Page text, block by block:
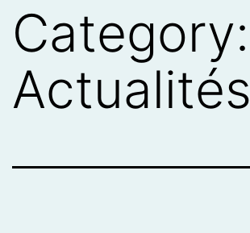
Category:
Actualités